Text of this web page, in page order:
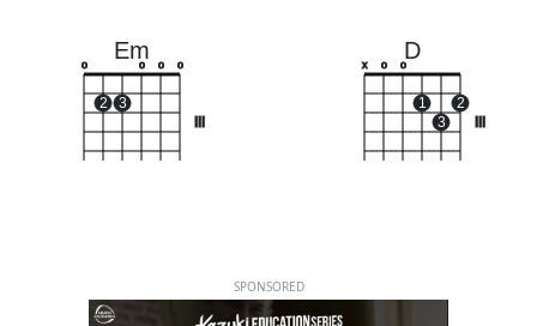
Em
o
2 3
o o o
D
x o o
1
3
2
SPONSORED